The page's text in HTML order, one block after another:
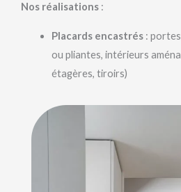
Nos réalisations :
Placards encastrés: portes
ou pliantes, intérieurs
étagères, tiroirs)